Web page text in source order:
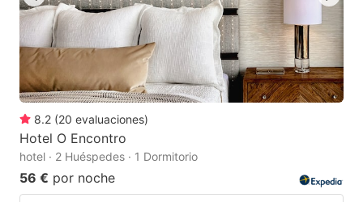
8.2 (20 evaluaciones)
Hotel O Encontro
hotel · 2 Huéspedes · 1 Dormitorio
56 € por noche